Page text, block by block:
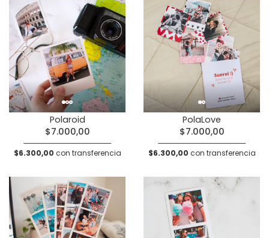
Polaroid
$7.000,00
$6.300,00 con transferencia
PolaLove
$7.000,00
$6.300,00 con transferencia